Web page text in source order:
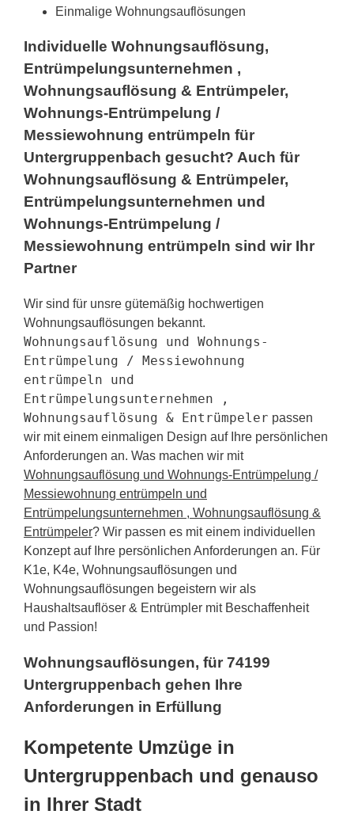
Einmalige Wohnungsauflösungen
Individuelle Wohnungsauflösung,
Entrümpelungsunternehmen ,
Wohnungsauflösung & Entrümpeler,
Wohnungs-Entrümpelung /
Messiewohnung entrümpeln für
Untergruppenbach gesucht? Auch für
Wohnungsauflösung & Entrümpeler,
Entrümpelungsunternehmen und
Wohnungs-Entrümpelung /
Messiewohnung entrümpeln sind wir Ihr
Partner
Wir sind für unsre gütemäßig hochwertigen
Wohnungsauflösungen bekannt.
Wohnungsauflösung und Wohnungs-
Entrümpelung / Messiewohnung
entrümpeln und
Entrümpelungsunternehmen ,
Wohnungsauflösung & Entrümpeler passen
wir mit einem einmaligen Design auf Ihre persönlichen
Anforderungen an. Was machen wir mit
Wohnungsauflösung und Wohnungs-Entrümpelung /
Messiewohnung entrümpeln und
Entrümpelungsunternehmen , Wohnungsauflösung &
Entrümpeler? Wir passen es mit einem individuellen
Konzept auf Ihre persönlichen Anforderungen an. Für
K1e, K4e, Wohnungsauflösungen und
Wohnungsauflösungen begeistern wir als
Haushaltsauflöser & Entrümpler mit Beschaffenheit
und Passion!
Wohnungsauflösungen, für 74199
Untergruppenbach gehen Ihre
Anforderungen in Erfüllung
Kompetente Umzüge in
Untergruppenbach und genauso
in Ihrer Stadt